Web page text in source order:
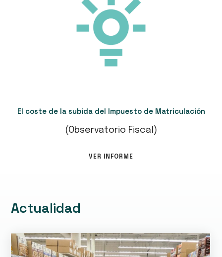
El coste de la subida del Impuesto de Matriculación
(Observatorio Fiscal)
VER INFORME
Actualidad